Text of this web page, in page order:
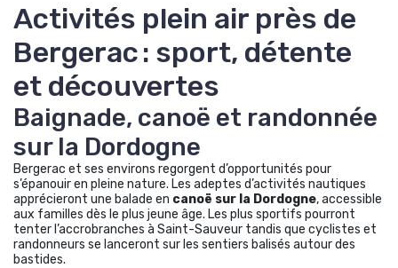
Activités plein air près de
Bergerac : sport, détente
et découvertes
Baignade, canoë et randonnée
sur la Dordogne
Bergerac et ses environs regorgent d’opportunités pour
s’épanouir en pleine nature. Les adeptes d’activités nautiques
apprécieront une balade en canoë sur la Dordogne, accessible
aux familles dès le plus jeune âge. Les plus sportifs pourront
tenter l’accrobranches à Saint-Sauveur tandis que cyclistes et
randonneurs se lanceront sur les sentiers balisés autour des
bastides.